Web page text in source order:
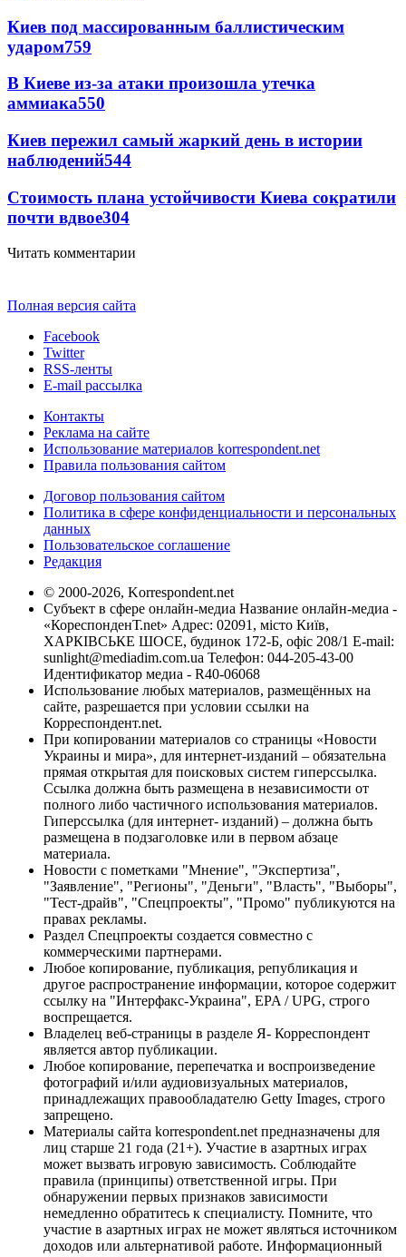
Киев под массированным баллистическим
ударом759
В Киеве из-за атаки произошла утечка
аммиака550
Киев пережил самый жаркий день в истории
наблюдений544
Стоимость плана устойчивости Киева сократили
почти вдвое304
Читать комментарии
Полная версия сайта
Facebook
Twitter
RSS-ленты
E-mail рассылка
Контакты
Реклама на сайте
Использование материалов korrespondent.net
Правила пользования сайтом
Договор пользования сайтом
Политика в сфере конфиденциальности и персональных
данных
Пользовательское соглашение
Редакция
© 2000-2026, Korrespondent.net
Субъект в сфере онлайн-медиа Название онлайн-медиа -
«КореспонденТ.net» Адрес: 02091, місто Київ,
ХАРКІВСЬКЕ ШОСЕ, будинок 172-Б, офіс 208/1 E-mail:
sunlight@mediadim.com.ua Телефон: 044-205-43-00
Идентификатор медиа - R40-06068
Использование любых материалов, размещённых на
сайте, разрешается при условии ссылки на
Корреспондент.net.
При копировании материалов со страницы «Новости
Украины и мира», для интернет-изданий – обязательна
прямая открытая для поисковых систем гиперссылка.
Ссылка должна быть размещена в независимости от
полного либо частичного использования материалов.
Гиперссылка (для интернет- изданий) – должна быть
размещена в подзаголовке или в первом абзаце
материала.
Новости с пометками "Мнение", "Экспертиза",
"Заявление", "Регионы", "Деньги", "Власть", "Выборы",
"Тест-драйв", "Спецпроекты", "Промо" публикуются на
правах рекламы.
Раздел Спецпроекты создается совместно с
коммерческими партнерами.
Любое копирование, публикация, републикация и
другое распространение информации, которое содержит
ссылку на "Интерфакс-Украина", EPA / UPG, строго
воспрещается.
Владелец веб-страницы в разделе Я- Корреспондент
является автор публикации.
Любое копирование, перепечатка и воспроизведение
фотографий и/или аудиовизуальных материалов,
принадлежащих правообладателю Getty Images, строго
запрещено.
Материалы сайта korrespondent.net предназначены для
лиц старше 21 года (21+). Участие в азартных играх
может вызвать игровую зависимость. Соблюдайте
правила (принципы) ответственной игры. При
обнаружении первых признаков зависимости
немедленно обратитесь к специалисту. Помните, что
участие в азартных играх не может являться источником
доходов или альтернативой работе. Информационный